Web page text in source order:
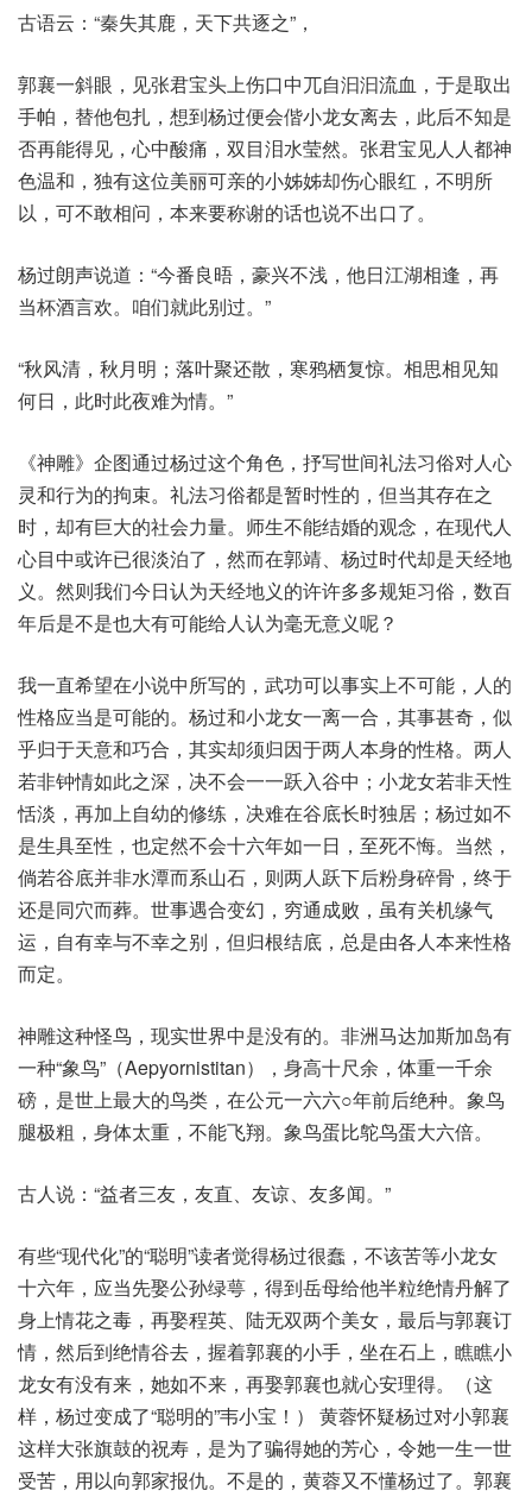
古语云：“秦失其鹿，天下共逐之”，
郭襄一斜眼，见张君宝头上伤口中兀自汩汩流血，于是取出
手帕，替他包扎，想到杨过便会偕小龙女离去，此后不知是
否再能得见，心中酸痛，双目泪水莹然。张君宝见人人都神
色温和，独有这位美丽可亲的小姊姊却伤心眼红，不明所
以，可不敢相问，本来要称谢的话也说不出口了。
杨过朗声说道：“今番良晤，豪兴不浅，他日江湖相逢，再
当杯酒言欢。咱们就此别过。”
“秋风清，秋月明；落叶聚还散，寒鸦栖复惊。相思相见知
何日，此时此夜难为情。”
《神雕》企图通过杨过这个角色，抒写世间礼法习俗对人心
灵和行为的拘束。礼法习俗都是暂时性的，但当其存在之
时，却有巨大的社会力量。师生不能结婚的观念，在现代人
心目中或许已很淡泊了，然而在郭靖、杨过时代却是天经地
义。然则我们今日认为天经地义的许许多多规矩习俗，数百
年后是不是也大有可能给人认为毫无意义呢？
我一直希望在小说中所写的，武功可以事实上不可能，人的
性格应当是可能的。杨过和小龙女一离一合，其事甚奇，似
乎归于天意和巧合，其实却须归因于两人本身的性格。两人
若非钟情如此之深，决不会一一跃入谷中；小龙女若非天性
恬淡，再加上自幼的修练，决难在谷底长时独居；杨过如不
是生具至性，也定然不会十六年如一日，至死不悔。当然，
倘若谷底并非水潭而系山石，则两人跃下后粉身碎骨，终于
还是同穴而葬。世事遇合变幻，穷通成败，虽有关机缘气
运，自有幸与不幸之别，但归根结底，总是由各人本来性格
而定。
神雕这种怪鸟，现实世界中是没有的。非洲马达加斯加岛有
一种“象鸟”（Aepyornistitan），身高十尺余，体重一千余
磅，是世上最大的鸟类，在公元一六六○年前后绝种。象鸟
腿极粗，身体太重，不能飞翔。象鸟蛋比鸵鸟蛋大六倍。
古人说：“益者三友，友直、友谅、友多闻。”
有些“现代化”的“聪明”读者觉得杨过很蠢，不该苦等小龙女
十六年，应当先娶公孙绿萼，得到岳母给他半粒绝情丹解了
身上情花之毒，再娶程英、陆无双两个美女，最后与郭襄订
情，然后到绝情谷去，握着郭襄的小手，坐在石上，瞧瞧小
龙女有没有来，她如不来，再娶郭襄也就心安理得。（这
样，杨过变成了“聪明的”韦小宝！） 黄蓉怀疑杨过对小郭襄
这样大张旗鼓的祝寿，是为了骗得她的芳心，令她一生一世
受苦，用以向郭家报仇。不是的，黄蓉又不懂杨过了。郭襄